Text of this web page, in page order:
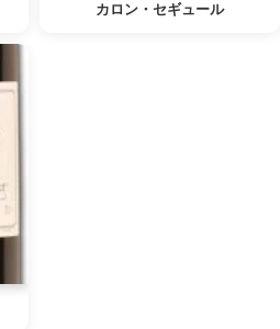
カロン・セギュール